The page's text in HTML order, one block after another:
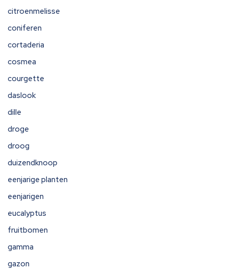
citroenmelisse
coniferen
cortaderia
cosmea
courgette
daslook
dille
droge
droog
duizendknoop
eenjarige planten
eenjarigen
eucalyptus
fruitbomen
gamma
gazon